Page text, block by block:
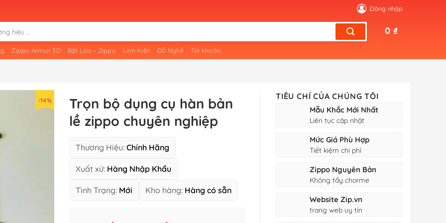
Đăng nhập
Zippo Armor 3D Bật Lửa – Zippo Linh Kiện Đồ Nghề Tài khoản
0 ₫
-14%
Trọn bộ dụng cụ hàn bản
lề zippo chuyên nghiệp
Thương Hiệu: Chính Hãng
Xuất xứ: Hàng Nhập Khẩu
Tình Trạng: Mới Kho hàng: Hàng có sẵn
TIÊU CHÍ CỦA CHÚNG TÔI
Mẫu Khắc Mới Nhất
Liên tục cập nhật
Mức Giá Phù Hợp
Tiết kiệm chi phí
Zippo Nguyên Bản
Không tẩy chorme
Website Zip.vn
trang web uy tín